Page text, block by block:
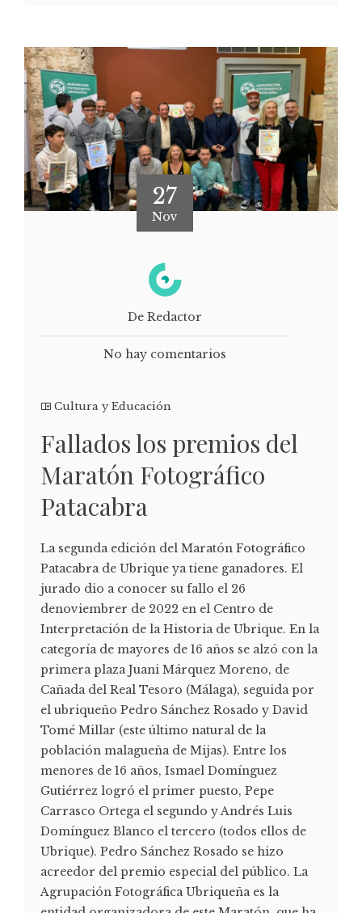
27
Nov
De Redactor
No hay comentarios
Cultura y Educación
Fallados los premios del
Maratón Fotográfico
Patacabra
La segunda edición del Maratón Fotográfico
Patacabra de Ubrique ya tiene ganadores. El
jurado dio a conocer su fallo el 26
denoviembrer de 2022 en el Centro de
Interpretación de la Historia de Ubrique. En la
categoría de mayores de 16 años se alzó con la
primera plaza Juani Márquez Moreno, de
Cañada del Real Tesoro (Málaga), seguida por
el ubriqueño Pedro Sánchez Rosado y David
Tomé Millar (este último natural de la
población malagueña de Mijas). Entre los
menores de 16 años, Ismael Domínguez
Gutiérrez logró el primer puesto, Pepe
Carrasco Ortega el segundo y Andrés Luis
Domínguez Blanco el tercero (todos ellos de
Ubrique). Pedro Sánchez Rosado se hizo
acreedor del premio especial del público. La
Agrupación Fotográfica Ubriqueña es la